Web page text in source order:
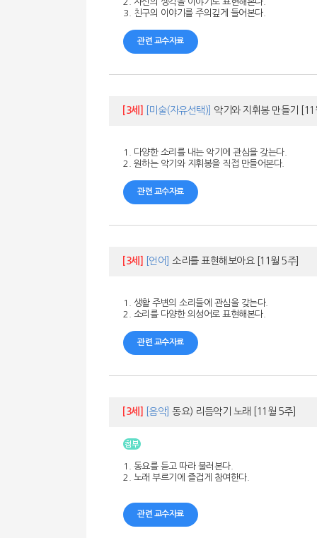
3. 친구의 이야기를 주의깊게 들어본다.
관련 교수자료
[3세] [미술(자유선택)] 악기와 지휘봉 만들기
1. 다양한 소리를 내는 악기에 관심을 갖는다.
2. 원하는 악기와 지휘봉을 직접 만들어본다.
관련 교수자료
[3세] [언어] 소리를 표현해보아요 [11월 5주]
1. 생활 주변의 소리들에 관심을 갖는다.
2. 소리를 다양한 의성어로 표현해본다.
관련 교수자료
[3세] [음악] 동요) 리듬악기 노래 [11월 5주]
1. 동요를 듣고 따라 불러본다.
2. 노래 부르기에 즐겁게 참여한다.
관련 교수자료